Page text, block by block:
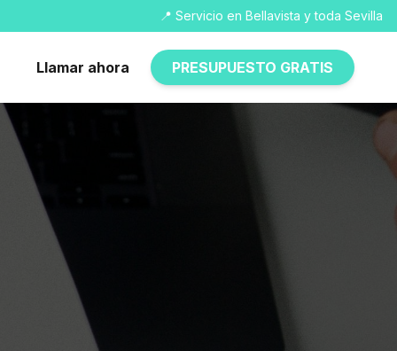
📍 Servicio en Bellavista y toda Sevilla
Llamar ahora PRESUPUESTO GRATIS